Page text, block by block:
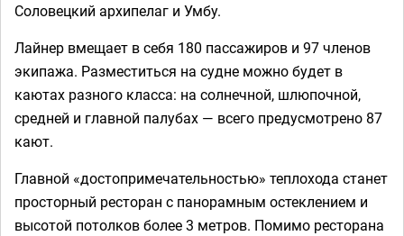
Соловецкий архипелаг и Умбу.
Лайнер вмещает в себя 180 пассажиров и 97 членов
экипажа. Разместиться на судне можно будет в
каютах разного класса: на солнечной, шлюпочной,
средней и главной палубах — всего предусмотрено 87
кают.
Главной «достопримечательностью» теплохода станет
просторный ресторан с панорамным остеклением и
высотой потолков более 3 метров. Помимо ресторана